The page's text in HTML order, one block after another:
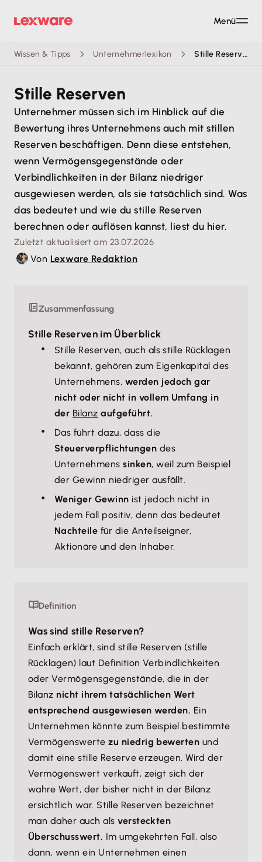
Wissen & Tipps Unternehmerlexikon Stille Reserven
Stille Reserven
Unternehmer müssen sich im Hinblick auf die
Bewertung ihres Unternehmens auch mit stillen
Reserven beschäftigen. Denn diese entstehen,
wenn Vermögensgegenstände oder
Verbindlichkeiten in der Bilanz niedriger
ausgewiesen werden, als sie tatsächlich sind. Was
das bedeutet und wie du stille Reserven
berechnen oder auflösen kannst, liest du hier.
Zuletzt aktualisiert am 23.07.2026
Von Lexware Redaktion
Zusammenfassung
Stille Reserven im Überblick
Stille Reserven, auch als stille Rücklagen
bekannt, gehören zum Eigenkapital des
Unternehmens, werden jedoch gar
nicht oder nicht in vollem Umfang in
der Bilanz aufgeführt.
Das führt dazu, dass die
Steuerverpflichtungen des
Unternehmenssinken, weil zum Beispiel
der Gewinn niedriger ausfällt.
Weniger Gewinn ist jedoch nicht in
jedem Fall positiv, denn das bedeutet
Nachteile für die Anteilseigner,
Aktionäre und den Inhaber.
Definition
Was sind stille Reserven?
Einfach erklärt, sind stille Reserven (stille
Rücklagen) laut Definition Verbindlichkeiten
oder Vermögensgegenstände, die in der
Bilanz nicht ihrem tatsächlichen Wert
entsprechend ausgewiesen werden. Ein
Unternehmen könnte zum Beispiel bestimmte
Vermögenswertezu niedrig bewerten und
damit eine stille Reserve erzeugen. Wird der
Vermögenswert verkauft, zeigt sich der
wahre Wert, der bisher nicht in der Bilanz
ersichtlich war. Stille Reserven bezeichnet
man daher auch alsversteckten
Überschusswert. Im umgekehrten Fall, also
dann, wenn ein Unternehmen einen
Menü